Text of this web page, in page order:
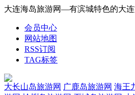
大连海岛旅游网—有滨城特色的大连
会员中心
网站地图
RSS订阅
TAG标签
大长山岛旅游网 广鹿岛旅游网 海王